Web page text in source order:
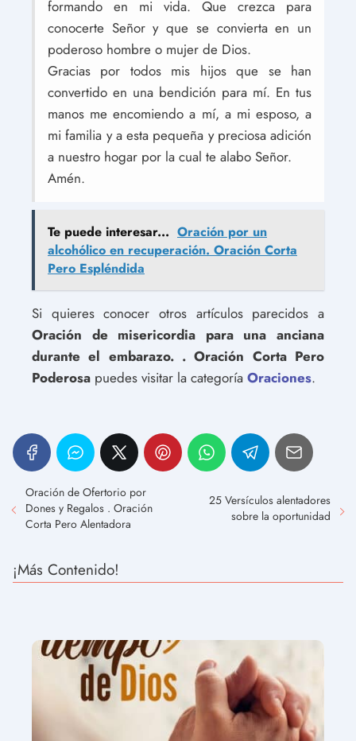
formando en mi vida. Que crezca para
conocerte Señor y que se convierta en un
poderoso hombre o mujer de Dios.
Gracias por todos mis hijos que se han
convertido en una bendición para mí. En tus
manos me encomiendo a mí, a mi esposo, a
mi familia y a esta pequeña y preciosa adición
a nuestro hogar por la cual te alabo Señor.
Amén.
Te puede interesar... Oración por un
alcohólico en recuperación. Oración Corta
Pero Espléndida
Si quieres conocer otros artículos parecidos a
Oración de misericordia para una anciana
durante el embarazo. . Oración Corta Pero
Poderosa puedes visitar la categoría Oraciones.
Oración de Ofertorio por
Dones y Regalos . Oración
Corta Pero Alentadora
25 Versículos alentadores
sobre la oportunidad
¡Más Contenido!